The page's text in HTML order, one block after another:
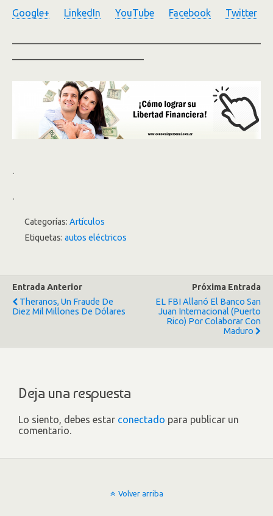
Google+ LinkedIn YouTube Facebook Twitter
.
.
Categorías: Artículos
Etiquetas: autos eléctricos
Entrada Anterior
Theranos, Un Fraude De
Diez Mil Millones De Dólares
Próxima Entrada
EL FBI Allanó El Banco San
Juan Internacional (Puerto
Rico) Por Colaborar Con
Maduro
Deja una respuesta
Lo siento, debes estar conectado para publicar un
comentario.
Volver arriba